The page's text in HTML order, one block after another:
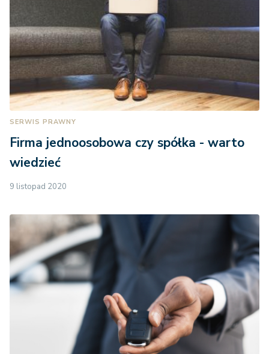
SERWIS PRAWNY
Firma jednoosobowa czy spółka - warto
wiedzieć
9 listopad 2020